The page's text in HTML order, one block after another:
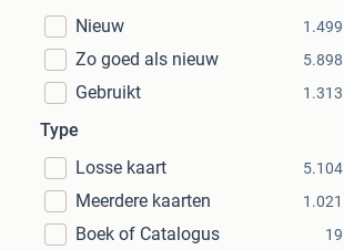
Nieuw
1.499
Zo goed als nieuw 5.898
Gebruikt 1.313
Type
Losse kaart
5.104
Meerdere kaarten 1.021
Boek of Catalogus 19